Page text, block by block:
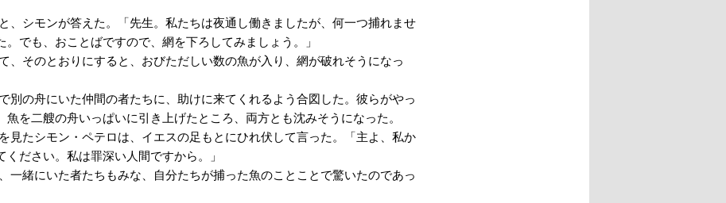
、シモンが答えた。「先生。私たちは夜通し働きましたが、何一つ捕れませ
。でも、おことばですので、網を下ろしてみましょう。」
、そのとおりにすると、おびただしい数の魚が入り、網が破れそうになっ
別の舟にいた仲間の者たちに、助けに来てくれるよう合図した。彼らがやっ
魚を二艘の舟いっぱいに引き上げたところ、両方とも沈みそうになった。
見たシモン・ペテロは、イエスの足もとにひれ伏して言った。「主よ、私か
ください。私は罪深い人間ですから。」
一緒にいた者たちもみな、自分たちが捕った魚のことことで驚いたのであっ